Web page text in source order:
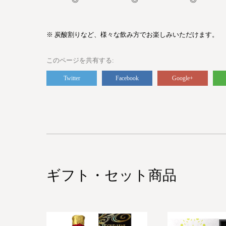
※ 炭酸割りなど、様々な飲み方でお楽しみいただけます。
このページを共有する
Twitter Facebook Google+
ギフト・セット商品